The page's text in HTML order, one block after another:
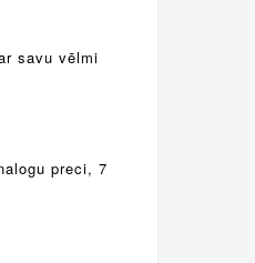
savu vēlmi
preci, 7